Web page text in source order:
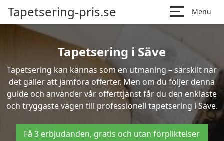
Tapetsering-pris.se Menu
Tapetsering i Säve
Tapetsering kan kännas som en utmaning – särskilt när
det gäller att jämföra offerter. Men om du följer denna
guide och använder vår offerttjänst får du den enklaste
och tryggaste vägen till professionell tapetsering i Säve.
Få 3 erbjudanden, gratis och utan förpliktelser